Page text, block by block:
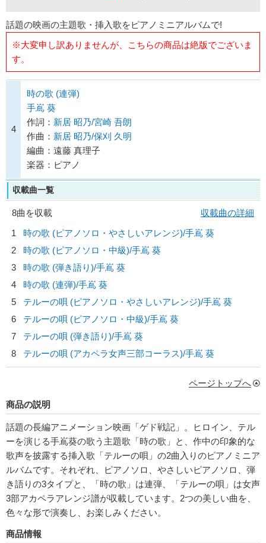
話題の映画の主題歌・挿入歌をピアノミニアルバムで!
※大変申し訳ありませんが、こちらの商品は絶版でございま
す。
4
時の歌 (連弾)
手嶌 葵
作詞： 新居 昭乃/宮崎 吾朗
作曲： 新居 昭乃/保刈 久明
編曲：遠藤 真理子
楽器：ピアノ
収載曲一覧
8曲を収載
収載曲の詳細
1
時の歌 (ピアノソロ・やさしいアレンジ)/手嶌 葵
2
時の歌 (ピアノソロ・中級)/手嶌 葵
3
時の歌 (弾き語り)/手嶌 葵
4
時の歌 (連弾)/手嶌 葵
5
テルーの唄 (ピアノソロ・やさしいアレンジ)/手嶌 葵
6
テルーの唄 (ピアノソロ・中級)/手嶌 葵
7
テルーの唄 (弾き語り)/手嶌 葵
8
テルーの唄 (アカペラ女声三部コーラス)/手嶌 葵
ページトップへ
商品の説明
話題の長編アニメーション映画「ゲド戦記」。ヒロイン、テル
ーを演じる手嶌葵の歌う主題歌「時の歌」と、作中の印象的な
歌声を披露する挿入歌「テルーの唄」の2曲入りのピアノミニア
ルバムです。それぞれ、ピアノソロ、やさしいピアノソロ、弾
き語りの3タイプと、「時の歌」は連弾、「テルーの唄」は女声
3部アカペラアレンジ譜が収載しています。2つの美しい曲を、
色々な形で演奏し、お楽しみください。
商品情報